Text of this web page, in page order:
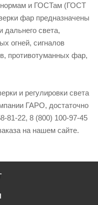
нормам и ГОСТам (ГОСТ
фар предназначены
света,
огней, сигналов
противотуманных фар,
и регулировки света
ГАРО, достаточно
81-22, 8 (800) 100-97-45
на нашем сайте.